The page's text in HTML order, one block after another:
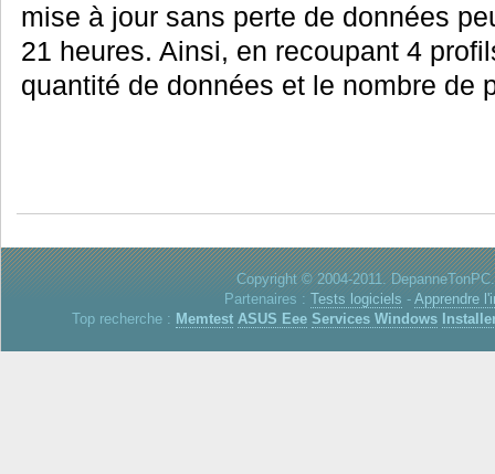
mise à jour sans perte de données
21 heures. Ainsi, en recoupant 4
quantité de données et le nombre de
Copyright © 2004-2011.
Partenaires : Tests logiciels - Apprendre
Top recherche : Memtest ASUS Eee Services Windows